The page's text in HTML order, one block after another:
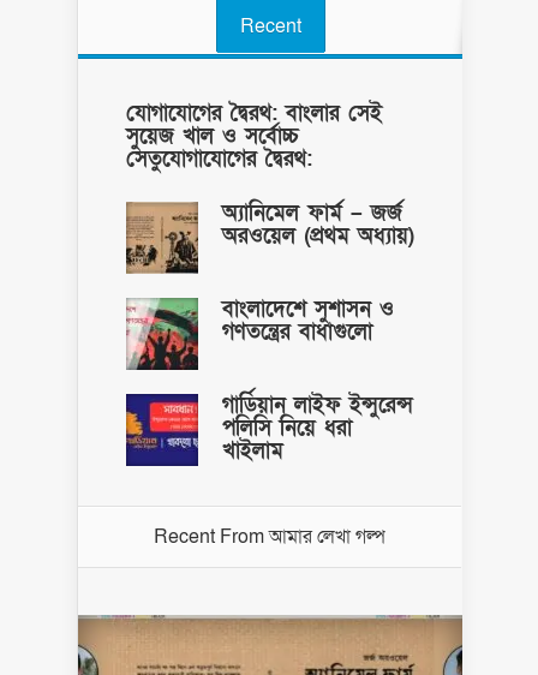
Recent
যোগাযোগের দ্বৈরথ: বাংলার সেই
সুয়েজ খাল ও সর্বোচ্চ
সেতুযোগাযোগের দ্বৈরথ:
অ্যানিমেল ফার্ম – জর্জ
অরওয়েল (প্রথম অধ্যায়)
বাংলাদেশে সুশাসন ও
গণতন্ত্রের বাধাগুলো
গার্ডিয়ান লাইফ ইন্সুরেন্স
পলিসি নিয়ে ধরা
খাইলাম
Recent Fromআমার লেখা গল্প